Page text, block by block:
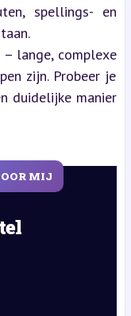
spellings- en
– lange, complexe
zijn. Probeer je
duidelijke manier
MIJ